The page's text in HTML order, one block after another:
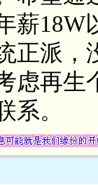
薪18W
正派，
虑再生
系。